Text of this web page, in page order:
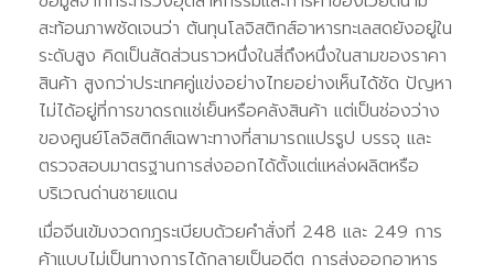
สะท้อนภาพชัดเจนว่า ต้นทุนโลจิสติกส์อาหารทะเลสดยังอยู่ใน
ระดับสูง คิดเป็นสัดส่วนราวหนึ่งในสี่ถึงหนึ่งในสามของราคา
สินค้า สูงกว่าประเทศคู่แข่งอย่างไทยอย่างเห็นได้ชัด ปัญหา
ไม่ได้อยู่ที่การขาดรถแช่เย็นหรือคลังสินค้า แต่เป็นช่องว่าง
ของศูนย์โลจิสติกส์เฉพาะทางที่สามารถแปรรูป บรรจุ และ
ตรวจสอบมาตรฐานการส่งออกได้ตั้งแต่แหล่งผลิตหรือ
บริเวณด่านชายแดน
เมื่อจีนเข้มงวดกฎระเบียบด้วยคำสั่งที่ 248 และ 249 การ
ค้าแบบไม่เป็นทางการได้กลายเป็นอดีต การส่งออกอาหาร